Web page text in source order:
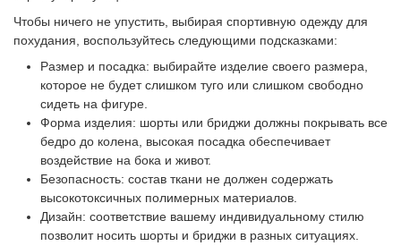
Чтобы ничего не упустить, выбирая спортивную одежду для
похудания, воспользуйтесь следующими подсказками:
Размер и посадка: выбирайте изделие своего размера,
которое не будет слишком туго или слишком свободно
сидеть на фигуре.
Форма изделия: шорты или бриджи должны покрывать все
бедро до колена, высокая посадка обеспечивает
воздействие на бока и живот.
Безопасность: состав ткани не должен содержать
высокотоксичных полимерных материалов.
Дизайн: соответствие вашему индивидуальному стилю
позволит носить шорты и бриджи в разных ситуациях.